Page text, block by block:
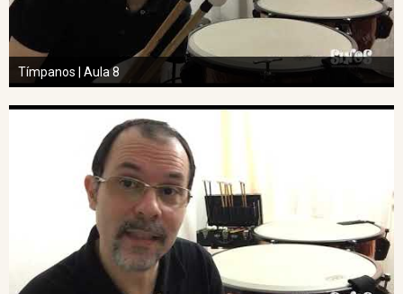
Tímpanos | Aula 8